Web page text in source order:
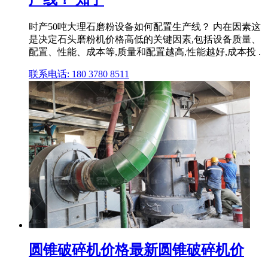
时产50吨大理石磨粉设备如何配置生产线？ 内在因素这
是决定石头磨粉机价格高低的关键因素,包括设备质量、
配置、性能、成本等,质量和配置越高,性能越好,成本投 .
联系电话: 180 3780 8511
圆锥破碎机价格最新圆锥破碎机价